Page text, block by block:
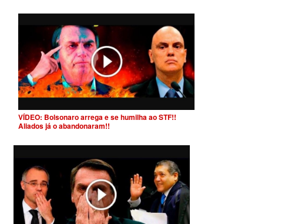
VÍDEO: Bolsonaro arrega e se humilha ao STF!!
Aliados já o abandonaram!!